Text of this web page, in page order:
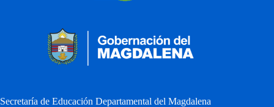
Secretaría de Educación Departamental del Magdalena